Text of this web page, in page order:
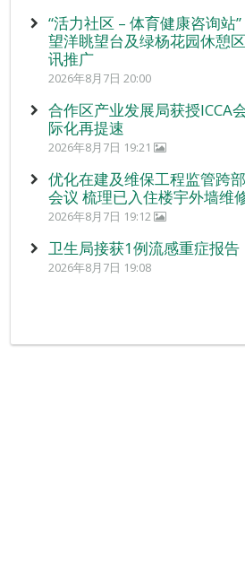
“活力社区 – 体育健康咨询站
望洋眺望台及绿杨花园休憩
讯推广
2026年8月7日 20:00
合作区产业发展局获授ICCA
际化再提速
2026年8月7日 19:21
优化在建及维保工程监管跨
会议 梳理已入住楼宇外墙维
2026年8月7日 19:12
卫生局接获1例流感重症报告
2026年8月7日 19:08